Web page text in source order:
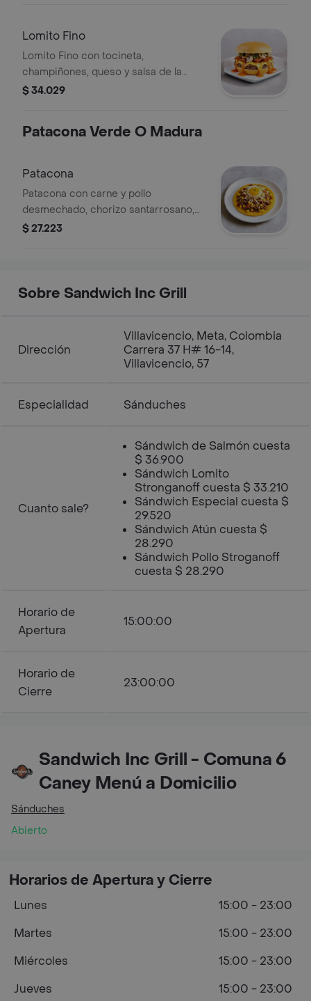
Lomito Fino
Lomito Fino con tocineta,
champiñones, queso y salsa de la
casa.
$ 34.029
Patacona Verde O Madura
Patacona
Patacona con carne y pollo
desmechado, chorizo santarrosano,
tocineta, maíz, queso y huevo de
$ 27.223
Sobre Sandwich Inc Grill
Dirección
Villavicencio, Meta, Colombia
Carrera 37 H# 16-14,
Villavicencio, 57
Especialidad Sánduches
Cuanto sale?
Sándwich de Salmón cuesta
$ 36.900
Sándwich Lomito
Stronganoff cuesta $ 33.210
Sándwich Especial cuesta $
29.520
Sándwich Atún cuesta $
28.290
Sándwich Pollo Stroganoff
cuesta $ 28.290
Horario de
Apertura
15:00:00
Horario de
Cierre
23:00:00
Sandwich Inc Grill - Comuna 6
Caney Menú a Domicilio
Sánduches
Abierto
Horarios de Apertura y Cierre
Lunes
15:00 - 23:00
Martes
15:00 - 23:00
Miércoles
15:00 - 23:00
Jueves
15:00 - 23:00